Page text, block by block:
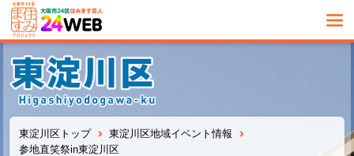
東淀川区トップ
東淀川区地域イベント情報
参地直笑祭in東淀川区